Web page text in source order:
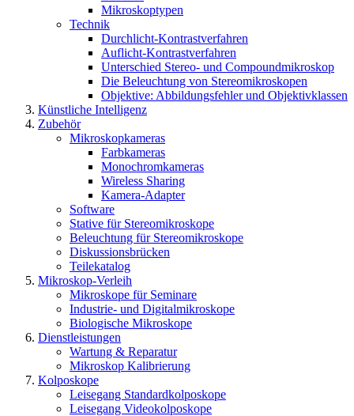
Mikroskoptypen
Technik
Durchlicht-Kontrastverfahren
Auflicht-Kontrastverfahren
Unterschied Stereo- und Compoundmikroskop
Die Beleuchtung von Stereomikroskopen
Objektive: Abbildungsfehler und Objektivklassen
Künstliche Intelligenz
Zubehör
Mikroskopkameras
Farbkameras
Monochromkameras
Wireless Sharing
Kamera-Adapter
Software
Stative für Stereomikroskope
Beleuchtung für Stereomikroskope
Diskussionsbrücken
Teilekatalog
Mikroskop-Verleih
Mikroskope für Seminare
Industrie- und Digitalmikroskope
Biologische Mikroskope
Dienstleistungen
Wartung & Reparatur
Mikroskop Kalibrierung
Kolposkope
Leisegang Standardkolposkope
Leisegang Videokolposkope